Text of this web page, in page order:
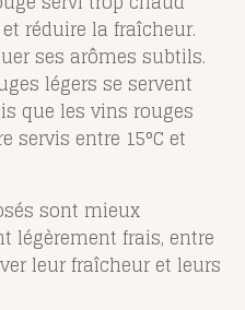
réduire la fraîcheur.
ses arômes subtils.
légers se servent
que les vins rouges
servis entre 15°C et
sont mieux
légèrement frais, entre
leur fraîcheur et leurs